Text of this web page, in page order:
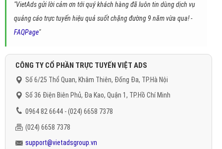
"VietAds gửi lời cảm ơn tới quý khách hàng đã luôn tin dùng dịch vụ
quảng cáo trực tuyến hiệu quả suốt chặng đường 9 năm vừa qua! -
FAQPage"
CÔNG TY CỔ PHẦN TRỰC TUYẾN VIỆT ADS
Số 6/25 Thổ Quan, Khâm Thiên, Đống Đa, TP.Hà Nội
Số 36 Điện Biên Phủ, Đa Kao, Quận 1, TP.Hồ Chí Minh
0964 82 6644 - (024) 6658 7378
(024) 6658 7378
support@vietadsgroup.vn